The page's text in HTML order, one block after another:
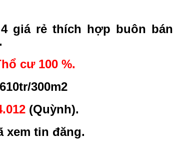
giá rẻ thích hợp buôn bán
cư 100 %.
300m2
(Quỳnh).
xem tin đăng.